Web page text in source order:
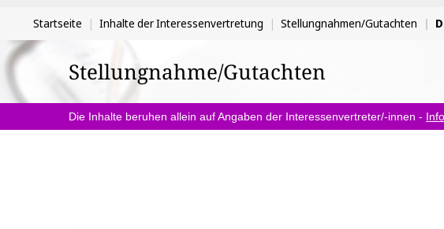
Sie
befinden
sich
hier:
Startseite Inhalte der Interessenvertretung Stellungnahmen/Gutachten
Stellungnahme/Gutachten
Die Inhalte beruhen allein auf Angaben der Interessenvertreter/-innen -